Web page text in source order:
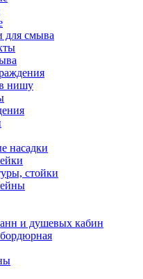
для смыва
нишу
насадки
стойки
и душевых кабин